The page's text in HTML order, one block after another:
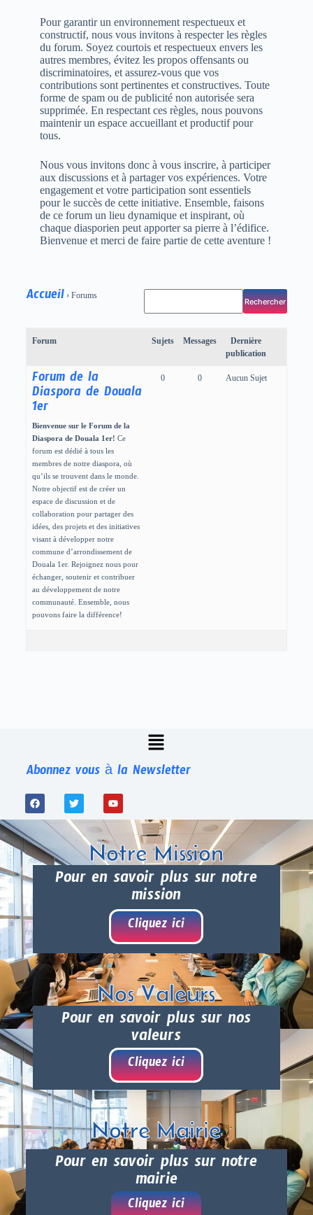
Pour garantir un environnement respectueux et
constructif, nous vous invitons à respecter les règles
du forum. Soyez courtois et respectueux envers les
autres membres, évitez les propos offensants ou
discriminatoires, et assurez-vous que vos
contributions sont pertinentes et constructives. Toute
forme de spam ou de publicité non autorisée sera
supprimée. En respectant ces règles, nous pouvons
maintenir un espace accueillant et productif pour
tous.
Nous vous invitons donc à vous inscrire, à participer
aux discussions et à partager vos expériences. Votre
engagement et votre participation sont essentiels
pour le succès de cette initiative. Ensemble, faisons
de ce forum un lieu dynamique et inspirant, où
chaque diasporien peut apporter sa pierre à l’édifice.
Bienvenue et merci de faire partie de cette aventure !
Accueil › Forums
Forum Sujets Messages
Dernière
publication
Forum de la
Diaspora de Douala
1er
Bienvenue sur le Forum de la
Diaspora de Douala 1er! Ce
forum est dédié à tous les
membres de notre diaspora, où
qu’ils se trouvent dans le monde.
Notre objectif est de créer un
espace de discussion et de
collaboration pour partager des
idées, des projets et des initiatives
visant à développer notre
commune d’arrondissement de
Douala 1er. Rejoignez nous pour
échanger, soutenir et contribuer
au développement de notre
communauté. Ensemble, nous
pouvons faire la différence!
0 0 Aucun Sujet
Abonnez vous à la Newsletter
Notre Mission
Pour en savoir plus sur notre
mission
Cliquez ici
Nos Valeurs
Pour en savoir plus sur nos
valeurs
Cliquez ici
Notre Mairie
Pour en savoir plus sur notre
mairie
Cliquez ici